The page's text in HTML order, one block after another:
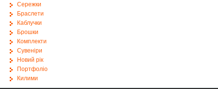
Сережки
Браслети
Каблучки
Брошки
Комплекти
Сувеніри
Новий рік
Портфоліо
Килими